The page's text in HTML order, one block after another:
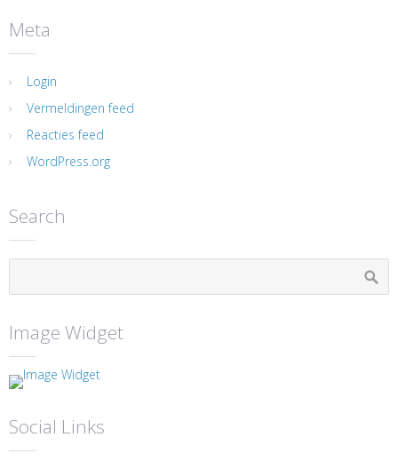
Meta
Login
Vermeldingen feed
Reacties feed
WordPress.org
Search
Image Widget
Social Links